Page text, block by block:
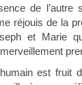
de l’autre
réjouis de la
et Marie
est fruit